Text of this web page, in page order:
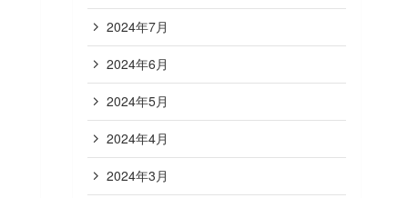
2024年7月
2024年6月
2024年5月
2024年4月
2024年3月